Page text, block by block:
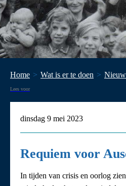
Home Wat is er te doen
Lees voor
dinsdag 9 mei 2023
Requiem voor
In tijden van crisis en oorlog